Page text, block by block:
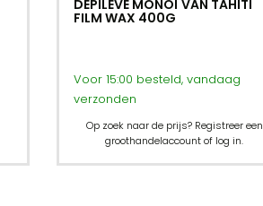
DEPILÈVE MONOÏ VAN TAHITI
FILM WAX 400G
Voor 15:00 besteld, vandaag
verzonden
Op zoek naar de prijs? Registreer een
groothandelaccount of log in.